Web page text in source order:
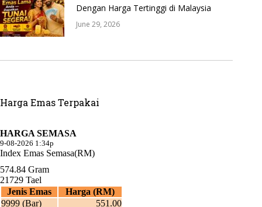
Dengan Harga Tertinggi di Malaysia
June 29, 2026
Harga Emas Terpakai